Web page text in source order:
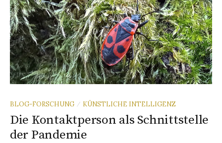
BLOG-FORSCHUNG / KÜNSTLICHE INTELLIGENZ
Die Kontaktperson als Schnittstelle
der Pandemie